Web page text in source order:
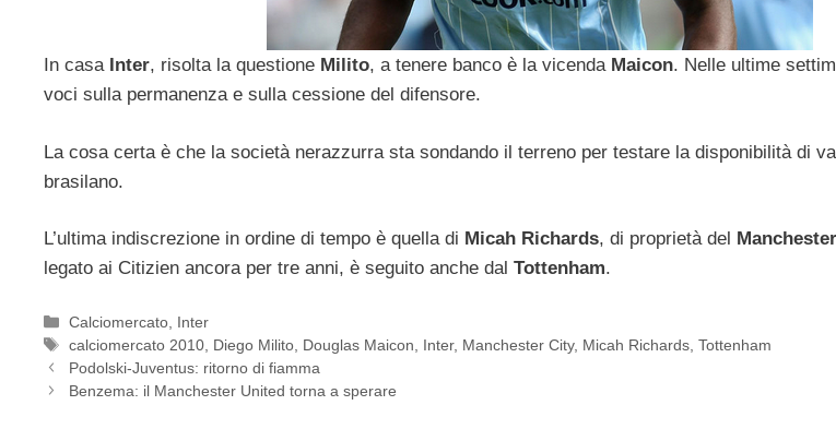
In casa Inter, risolta la questione Milito, a tenere banco è la vicenda Maicon. Nelle ultime
voci sulla permanenza e sulla cessione del difensore.
La cosa certa è che la società nerazzurra sta sondando il terreno per testare la disponibilità di
brasilano.
L’ultima indiscrezione in ordine di tempo è quella di Micah Richards, di proprietà del
legato ai Citizien ancora per tre anni, è seguito anche dal Tottenham.
Categorie
Calciomercato Inter
Tag
calciomercato 2010 Diego Milito Douglas Maicon Inter, Manchester City, Micah Richards ,Tottenham
Podolski-Juventus: ritorno di fiamma
Benzema: il Manchester United torna a sperare